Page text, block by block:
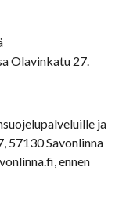
Olavinkatu 27.
ja
57130 Savonlinna
ennen